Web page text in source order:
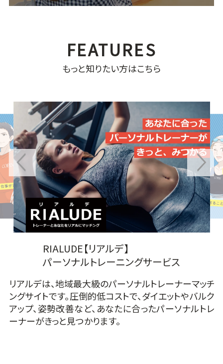
もっと知りたい方はこちら
アルバイト求人